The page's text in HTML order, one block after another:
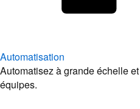
Automatisation
Automatisez à grande échelle
équipes.